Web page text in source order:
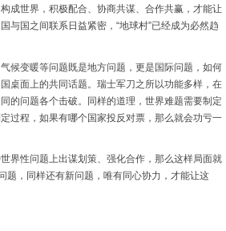
成世界，积极配合、协商共谋、合作共赢，才能让
与国之间联系日益紧密，“地球村”已经成为必然趋
候变暖等问题既是地方问题，更是国际问题，如何
桌面上的共同话题。瑞士军刀之所以功能多样，在
的问题各个击破。同样的道理，世界难题需要制定
过程，如果有哪个国家投反对票，那么就会功亏一
界性问题上出谋划策、强化合作，那么这样局面就
题，同样还有新问题，唯有同心协力，才能让这